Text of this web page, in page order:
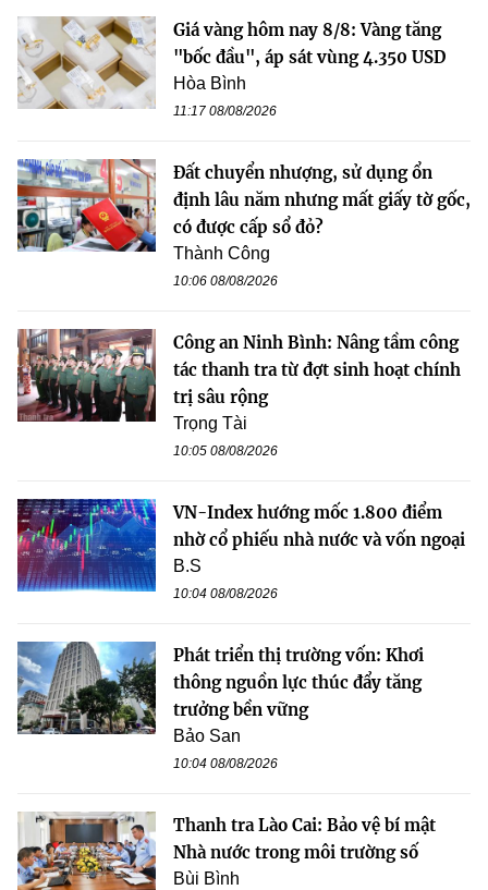
Giá vàng hôm nay 8/8: Vàng tăng
"bốc đầu", áp sát vùng 4.350 USD
Hòa Bình
11:17 08/08/2026
Đất chuyển nhượng, sử dụng ổn
định lâu năm nhưng mất giấy tờ gốc,
có được cấp sổ đỏ?
Thành Công
10:06 08/08/2026
Công an Ninh Bình: Nâng tầm công
tác thanh tra từ đợt sinh hoạt chính
trị sâu rộng
Trọng Tài
10:05 08/08/2026
VN-Index hướng mốc 1.800 điểm
nhờ cổ phiếu nhà nước và vốn ngoại
B.S
10:04 08/08/2026
Phát triển thị trường vốn: Khơi
thông nguồn lực thúc đẩy tăng
trưởng bền vững
Bảo San
10:04 08/08/2026
Thanh tra Lào Cai: Bảo vệ bí mật
Nhà nước trong môi trường số
Bùi Bình